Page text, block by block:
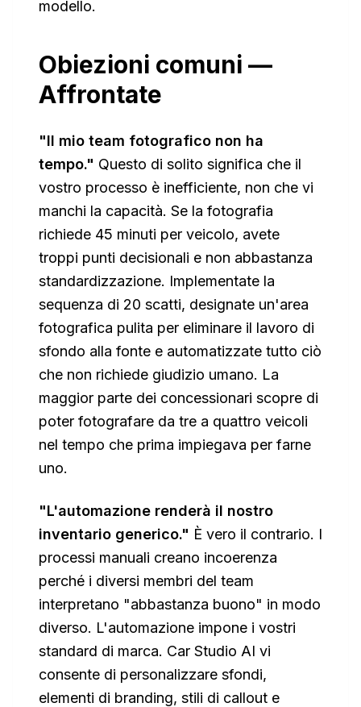
modello.
Obiezioni comuni —
Affrontate
"Il mio team fotografico non ha
tempo." Questo di solito significa che il
vostro processo è inefficiente, non che vi
manchi la capacità. Se la fotografia
richiede 45 minuti per veicolo, avete
troppi punti decisionali e non abbastanza
standardizzazione. Implementate la
sequenza di 20 scatti, designate un'area
fotografica pulita per eliminare il lavoro di
sfondo alla fonte e automatizzate tutto ciò
che non richiede giudizio umano. La
maggior parte dei concessionari scopre di
poter fotografare da tre a quattro veicoli
nel tempo che prima impiegava per farne
uno.
"L'automazione renderà il nostro
inventario generico." È vero il contrario. I
processi manuali creano incoerenza
perché i diversi membri del team
interpretano "abbastanza buono" in modo
diverso. L'automazione impone i vostri
standard di marca. Car Studio AI vi
consente di personalizzare sfondi,
elementi di branding, stili di callout e